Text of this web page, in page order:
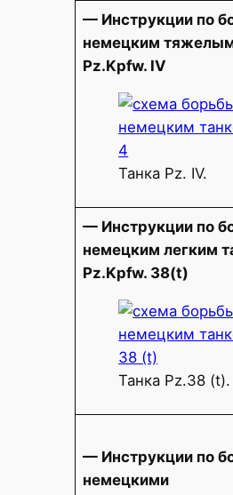
— Инструкции по
немецким
Pz.Kpfw. IV
Танка Pz. IV.
— Инструкции по
немецким легким
Pz.Kpfw. 38(t)
Танка Pz.38 (t).
— Инструкции по
немецкими